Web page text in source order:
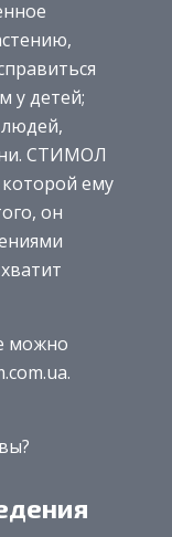
у детей;
СТИМОЛ
ему
он
можно